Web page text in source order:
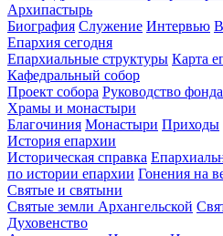
Архипастырь
Биография Служение Интервью
Епархия сегодня
Епархиальные структуры Карта
Кафедральный собор
Проект собора Руководство фонда
Храмы и монастыри
Благочиния Монастыри Приходы
История епархии
Историческая справка
по истории епархии Гонения на
Святые и святыни
Святые земли Архангельской
Духовенство